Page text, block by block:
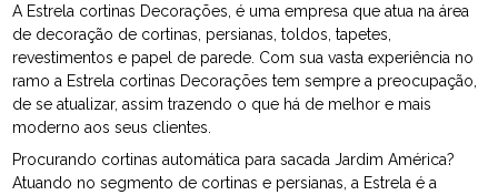
A Estrela cortinas Decorações, é uma empresa que atua na área
de decoração de cortinas, persianas, toldos, tapetes,
revestimentos e papel de parede. Com sua vasta experiência no
ramo a Estrela cortinas Decorações tem sempre a preocupação,
de se atualizar, assim trazendo o que há de melhor e mais
moderno aos seus clientes.
Procurando cortinas automática para sacada Jardim América?
Atuando no segmento de cortinas e persianas, a Estrela é a